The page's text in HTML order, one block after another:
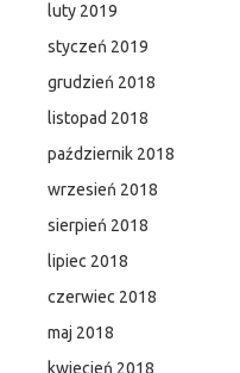
luty 2019
styczeń 2019
grudzień 2018
listopad 2018
październik 2018
wrzesień 2018
sierpień 2018
lipiec 2018
czerwiec 2018
maj 2018
kwiecień 2018